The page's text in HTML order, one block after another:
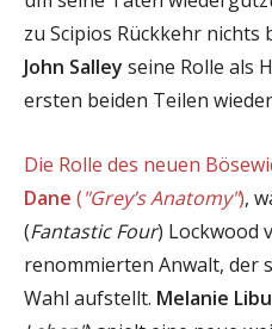
zu Scipios Rückkehr
John Salley seine Rolle als
ersten beiden Teilen
Die Rolle des neuen
Dane ("Grey’s Anatomy"),
(Fantastic Four) Lockwood
renommierten Anwalt, der
Wahl aufstellt. Melanie